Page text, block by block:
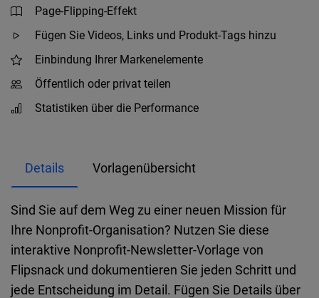
Page-Flipping-Effekt
Fügen Sie Videos, Links und Produkt-Tags hinzu
Einbindung Ihrer Markenelemente
Öffentlich oder privat teilen
Statistiken über die Performance
Details Vorlagenübersicht
Sind Sie auf dem Weg zu einer neuen Mission für
Ihre Nonprofit-Organisation? Nutzen Sie diese
interaktive Nonprofit-Newsletter-Vorlage von
Flipsnack und dokumentieren Sie jeden Schritt und
jede Entscheidung im Detail. Fügen Sie Details über